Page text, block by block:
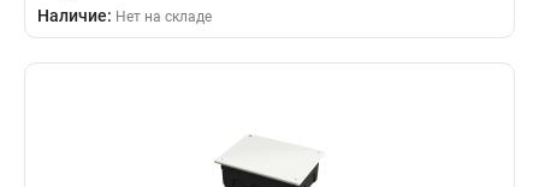
Наличие: Нет на складе